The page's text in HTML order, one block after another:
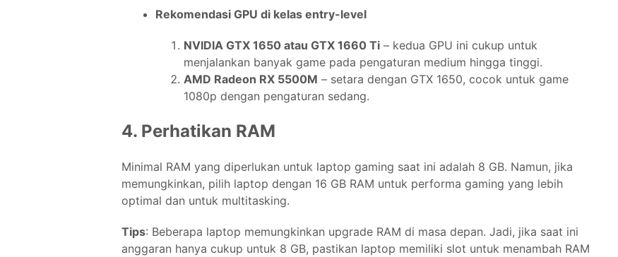
Rekomendasi GPU di kelas entry-level
NVIDIA GTX 1650 atau GTX 1660 Ti – kedua GPU ini cukup untuk
menjalankan banyak game pada pengaturan medium hingga tinggi.
AMD Radeon RX 5500M – setara dengan GTX 1650, cocok untuk game
1080p dengan pengaturan sedang.
4. Perhatikan RAM
Minimal RAM yang diperlukan untuk laptop gaming saat ini adalah 8 GB. Namun, jika
memungkinkan, pilih laptop dengan 16 GB RAM untuk performa gaming yang lebih
optimal dan untuk multitasking.
Tips: Beberapa laptop memungkinkan upgrade RAM di masa depan. Jadi, jika saat ini
anggaran hanya cukup untuk 8 GB, pastikan laptop memiliki slot untuk menambah RAM